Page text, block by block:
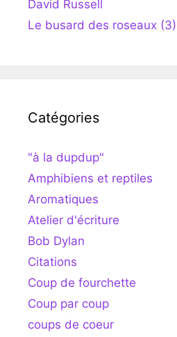
David Russell
Le busard des roseaux (3)
Catégories
"à la dupdup"
Amphibiens et reptiles
Aromatiques
Atelier d'écriture
Bob Dylan
Citations
Coup de fourchette
Coup par coup
coups de coeur